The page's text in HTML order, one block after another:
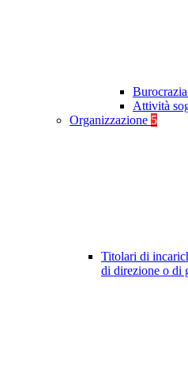
Attività
Organizzazione 5
Titolari di
di direzione o di